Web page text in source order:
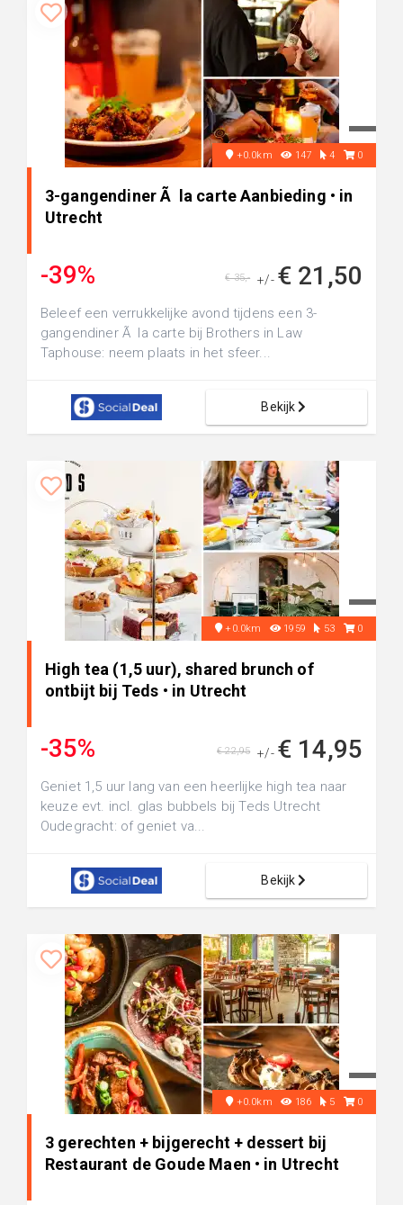
+0.0km 147 4 0
3-gangendiner Ã la carte Aanbieding • in
Utrecht
-39% +/- € 21,50
€ 35,-
Beleef een verrukkelijke avond tijdens een 3-
gangendiner Ã la carte bij Brothers in Law
Taphouse: neem plaats in het sfeer...
Bekijk
+0.0km 1959 53 0
High tea (1,5 uur), shared brunch of
ontbijt bij Teds • in Utrecht
-35% +/- € 14,95
€ 22,95
Geniet 1,5 uur lang van een heerlijke high tea naar
keuze evt. incl. glas bubbels bij Teds Utrecht
Oudegracht: of geniet va...
Bekijk
+0.0km 186 5 0
3 gerechten + bijgerecht + dessert bij
Restaurant de Goude Maen • in Utrecht